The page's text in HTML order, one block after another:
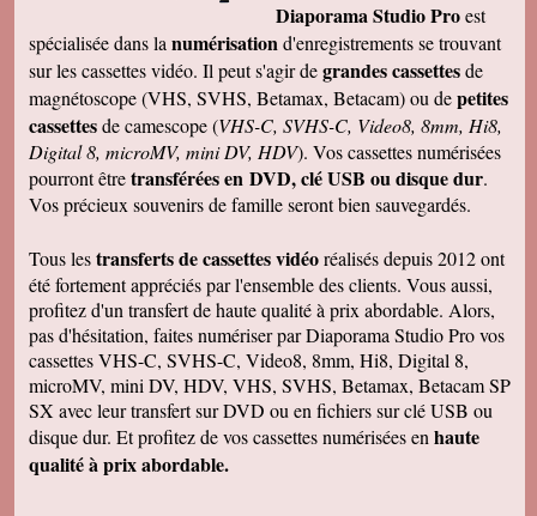
Diaporama Studio Proest
spécialisée dans la numérisationd'enregistrements se trouvant
sur les cassettes vidéo. Il peut s'agir degrandes cassettesde
magnétoscope (VHS, SVHS, Betamax, Betacam) ou depetites
cassettesde camescope (VHS-C, SVHS-C, Video8, 8mm, Hi8,
Digital 8, microMV, mini DV, HDV). Vos cassettes numérisées
pourront êtretransférées en DVD, clé USB ou disque dur.
Vos précieux souvenirs de famille seront bien sauvegardés.
Tous lestransferts de cassettes vidéoréalisés depuis 2012 ont
été fortement appréciés par l'ensemble des clients. Vous aussi,
profitez d'un transfert de haute qualité à prix abordable. Alors,
pas d'hésitation, faites numériser par Diaporama Studio Pro vos
cassettes VHS-C, SVHS-C, Video8, 8mm, Hi8, Digital 8,
microMV, mini DV, HDV, VHS, SVHS, Betamax, Betacam SP
SX avec leur transfert sur DVD ou en fichiers sur clé USB ou
disque dur. Et profitez de vos cassettes numérisées en haute
qualité à prix abordable.